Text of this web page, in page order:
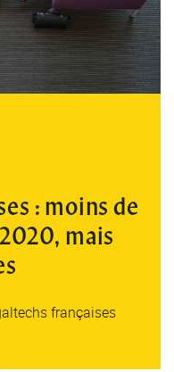
: moins de
mais
françaises